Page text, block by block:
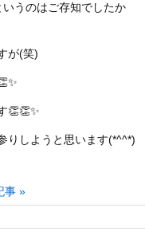
うのはご存知でしたか
が(笑)
👏👏✨
りしようと思います(*^^*)
事 »